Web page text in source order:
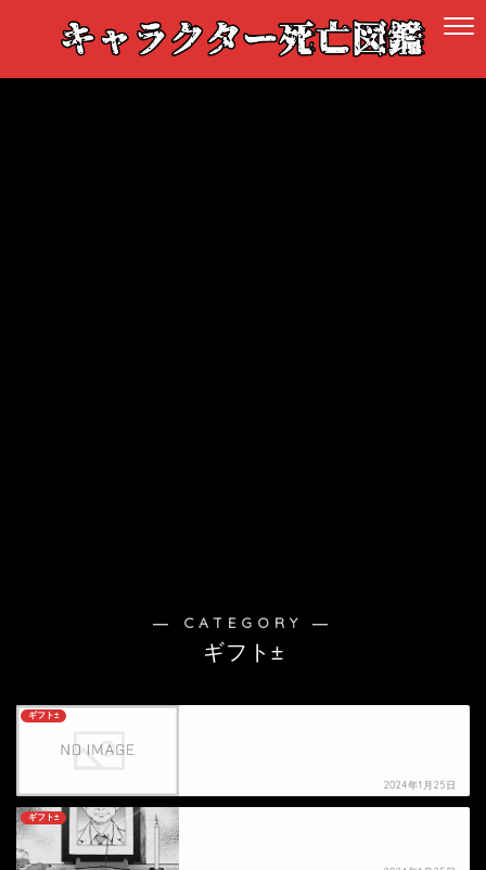
― CATEGORY ―
ギフト±
ギフト±
2024年1月25日
ギフト±